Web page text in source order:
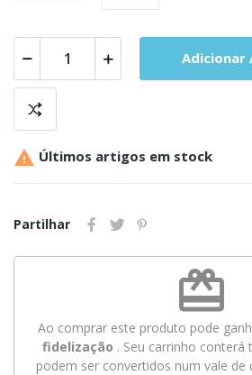
Adicionar
 Últimos artigos em stock
Partilhar
redeem
Ao comprar este produto pode
fidelização . Seu carrinho conterá
podem ser convertidos num vale de